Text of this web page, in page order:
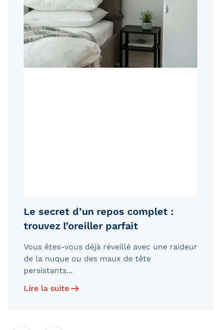
Le secret d’un repos complet :
trouvez l’oreiller parfait
Vous êtes-vous déjà réveillé avec une raideur
de la nuque ou des maux de tête
persistants...
Lire la suite